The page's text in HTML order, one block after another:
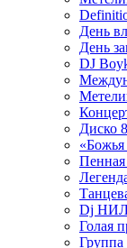
День
День
DJ
Диско
«Божья
Пенная
Dj
Голая
Группа